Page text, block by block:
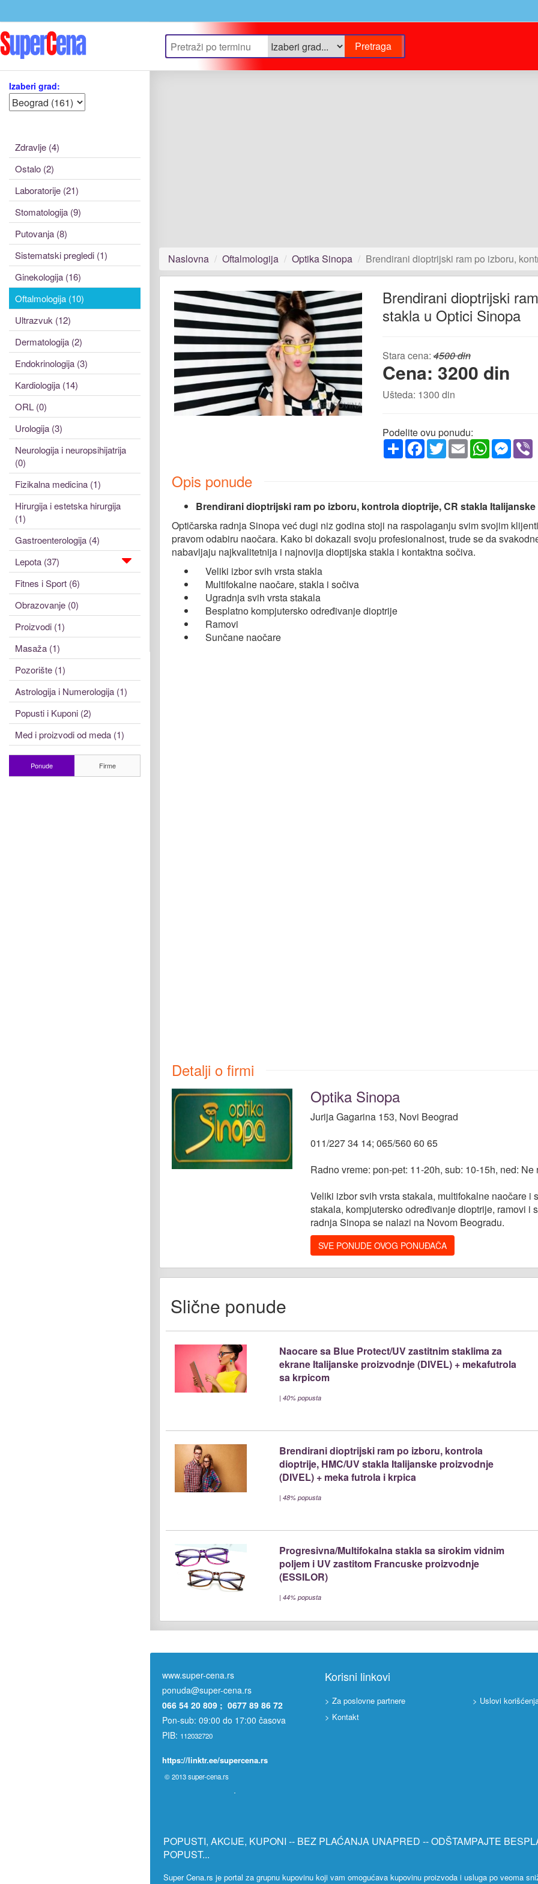
Izaberi grad:
Zdravlje (4)
Ostalo (2)
Laboratorije (21)
Stomatologija (9)
Putovanja (8)
Sistematski pregledi (1)
Ginekologija (16)
Oftalmologija (10)
Ultrazvuk (12)
Dermatologija (2)
Endokrinologija (3)
Kardiologija (14)
ORL (0)
Urologija (3)
Neurologija i neuropsihijatrija
(0)
Fizikalna medicina (1)
Hirurgija i estetska hirurgija
(1)
Gastroenterologija (4)
Lepota (37)
Fitnes i Sport (6)
Obrazovanje (0)
Proizvodi (1)
Masaža (1)
Pozorište (1)
Astrologija i Numerologija (1)
Popusti i Kuponi (2)
Med i proizvodi od meda (1)
Ponude Firme
Naslovna Oftalmologija Optika Sinopa Brendirani dioptrijski ram po izboru,
Brendirani dioptrijski
stakla u Optici Sinopa
Stara cena:4500 din
Cena: 3200 din
Ušteda: 1300 din
Podelite ovu ponudu:
ShareFacebook
TwitterEmailWhatsApp
Opis ponude
Brendirani dioptrijski ram po izboru, kontrola dioptrije, CR stakla
Optičarska radnja Sinopa već dugi niz godina stoji na raspolaganju svim svojim
pravom odabiru naočara. Kako bi dokazali svoju profesionalnost, trude se da
nabavljaju najkvalitetnija i najnovija dioptijska stakla i kontaktna sočiva.
Veliki izbor svih vrsta stakla
Multifokalne naočare, stakla i sočiva
Ugradnja svih vrsta stakala
Besplatno kompjutersko određivanje dioptrije
Ramovi
Sunčane naočare
Detalji o firmi
Optika Sinopa
Jurija Gagarina 153, Novi Beograd
011/227 34 14; 065/560 60 65
Radno vreme: pon-pet: 11-20h, sub: 10-15h, ned: Ne
Veliki izbor svih vrsta stakala, multifokalne naočare i
stakala, kompjutersko određivanje dioptrije, ramovi i
radnja Sinopa se nalazi na Novom Beogradu.
SVE PONUDE OVOG PONUĐAČA
Slične ponude
Naocare sa Blue Protect/UV zastitnim staklima za
ekrane Italijanske proizvodnje (DIVEL) + mekafutrola
sa krpicom
| 40% popusta
Brendirani dioptrijski ram po izboru, kontrola
dioptrije, HMC/UV stakla Italijanske proizvodnje
(DIVEL) + meka futrola i krpica
| 48% popusta
Progresivna/Multifokalna stakla sa sirokim vidnim
poljem i UV zastitom Francuske proizvodnje
(ESSILOR)
| 44% popusta
www.super-cena.rs
ponuda@super-cena.rs
066 54 20 809 ; 0677 89 86 72
Pon-sub: 09:00 do 17:00 časova
PIB: 112032720
https://linktr.ee/supercena.rs
© 2013super-cena.rs
Korisni linkovi
> Za poslovne partnere
> Uslovi
> Kontakt
POPUSTI, AKCIJE, KUPONI -- BEZ PLAĆANJA UNAPRED -- ODŠTAMPAJTE
POPUST...
Super Cena.rs je portal za grupnu kupovinu koji vam omogućava kupovinu proizvoda i usluga po veoma